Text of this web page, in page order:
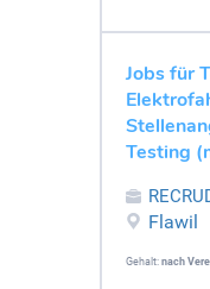
Jobs für
Testing
Flawil
Gehalt: nach